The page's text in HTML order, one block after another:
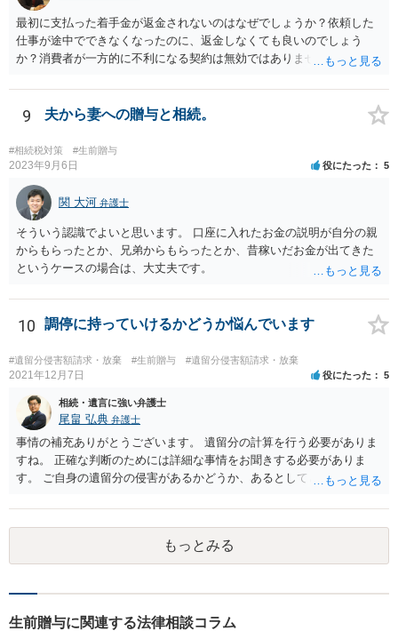
最初に支払った着手金が返金されないのはなぜでしょうか？依頼した
仕事が途中でできなくなったのに、返金しなくても良いのでしょう
か？消費者が一方的に不利になる契約は無効ではありませんか？
務があると思います。 倒れた弁護士が所属する弁護士会に相談さ
れた方がよいと思います。 倒れた弁護士は脳梗塞で倒れたようで
すが、 判断能力があり、復代理を倒れた弁護士の判断で復代理を
選任したのか 即ち、復代理人の選任は有効なのかという問題もあ
ると思います。
9 夫から妻への贈与と相続。
#相続税対策 #生前贈与
2023年9月6日 役にたった 5
関 大河 弁護士
そういう認識でよいと思います。 口座に入れたお金の説明が自分の親
からもらったとか、兄弟からもらったとか、昔稼いだお金が出てきた
というケースの場合は、大丈夫です。
10 調停に持っていけるかどうか悩んでいます
#遺留分侵害額請求・放棄 #生前贈与 #遺留分侵害額請求・放棄
2021年12月7日 役にたった 5
相続・遺言に強い弁護士
尾畠 弘典 弁護士
事情の補充ありがとうございます。 遺留分の計算を行う必要がありま
すね。 正確な判断のためには詳細な事情をお聞きする必要がありま
す。 ご自身の遺留分の侵害があるかどうか、あるとしてどの程度の金
相談されるのが良いと思います。
もっとみる
生前贈与に関連する法律相談コラム